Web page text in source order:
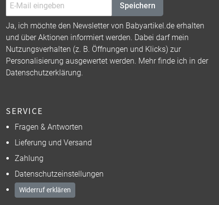
Speichern
Ja, ich möchte den Newsletter von Babyartikel.de erhalten
und über Aktionen informiert werden. Dabei darf mein
Nutzungsverhalten (z. B. Öffnungen und Klicks) zur
Personalisierung ausgewertet werden. Mehr finde ich in der
Datenschutzerklärung.
SERVICE
Fragen & Antworten
Lieferung und Versand
Zahlung
Datenschutzeinstellungen
Widerruf erklären